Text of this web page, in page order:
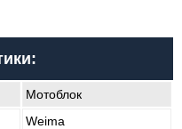
Мотоблок
Weima